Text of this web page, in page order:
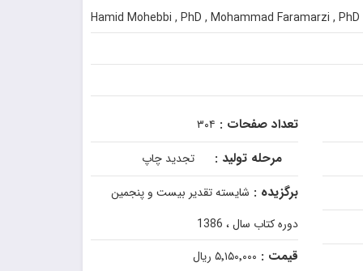
Hamid Mohebbi , PhD , Mohammad Faramarzi , PhD
تعداد صفحات : ۳۰۴
مرحله تولید : تجدید چاپ
برگزیده : شایسته تقدیر بیست و پنجمین
دوره کتاب سال ، 1386
قیمت : ۵٬۱۵۰٬۰۰۰ ریال